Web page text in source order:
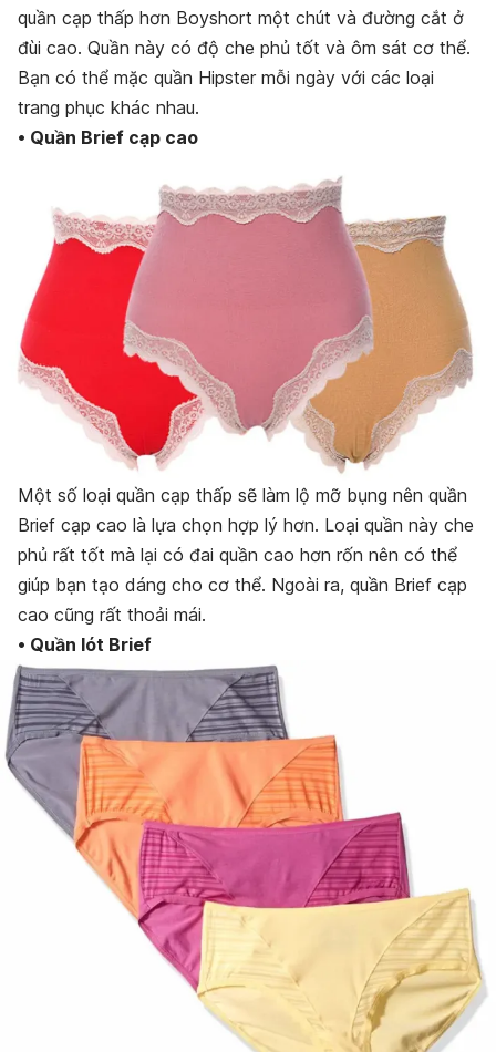
quần cạp thấp hơn Boyshort một chút và đường cắt ở
đùi cao. Quần này có độ che phủ tốt và ôm sát cơ thể.
Bạn có thể mặc quần Hipster mỗi ngày với các loại
trang phục khác nhau.
• Quần Brief cạp cao
Một số loại quần cạp thấp sẽ làm lộ mỡ bụng nên quần
Brief cạp cao là lựa chọn hợp lý hơn. Loại quần này che
phủ rất tốt mà lại có đai quần cao hơn rốn nên có thể
giúp bạn tạo dáng cho cơ thể. Ngoài ra, quần Brief cạp
cao cũng rất thoải mái.
• Quần lót Brief